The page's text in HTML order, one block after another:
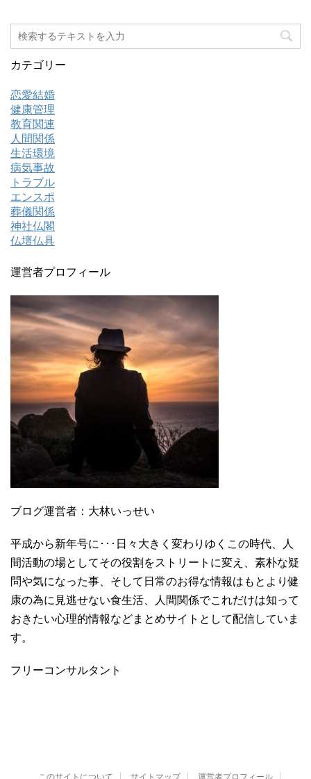
カテゴリー
恋愛結婚
健康管理
教育関連
人間関係
生活環境
病気事故
トラブル
エンスポ
葬儀関係
神社仏閣
仏壇仏具
運営者プロフィール
ブログ運営者：大林いっせい
平成から新年号に･･･日々大きく変わりゆくこの時代、人
間活動の場としてその役割をストリートに変え、素朴な疑
問や気になった事、そして日常のお得な情報はもとより健
康の為に見逃せない食生活、人間関係でこれだけは知って
おきたい心理的情報などまとめサイトとして配信していま
す。
フリーコンサルタント